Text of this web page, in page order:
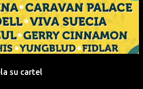
su cartel